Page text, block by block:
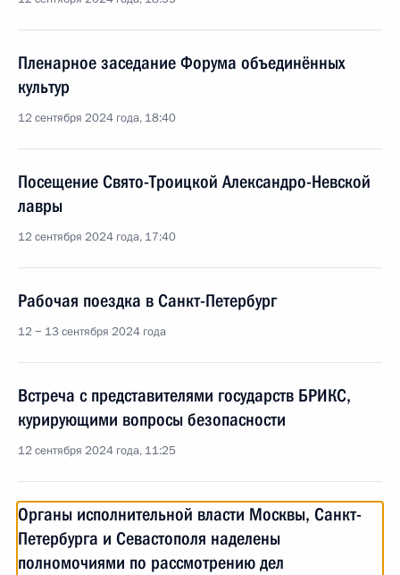
Пленарное заседание Форума объединённых
культур
12 сентября 2024 года, 18:40
Посещение Свято-Троицкой Александро-Невской
лавры
12 сентября 2024 года, 17:40
Рабочая поездка в Санкт-Петербург
12 − 13 сентября 2024 года
Встреча с представителями государств БРИКС,
курирующими вопросы безопасности
12 сентября 2024 года, 11:25
Органы исполнительной власти Москвы, Санкт-
Петербурга и Севастополя наделены
полномочиями по рассмотрению дел